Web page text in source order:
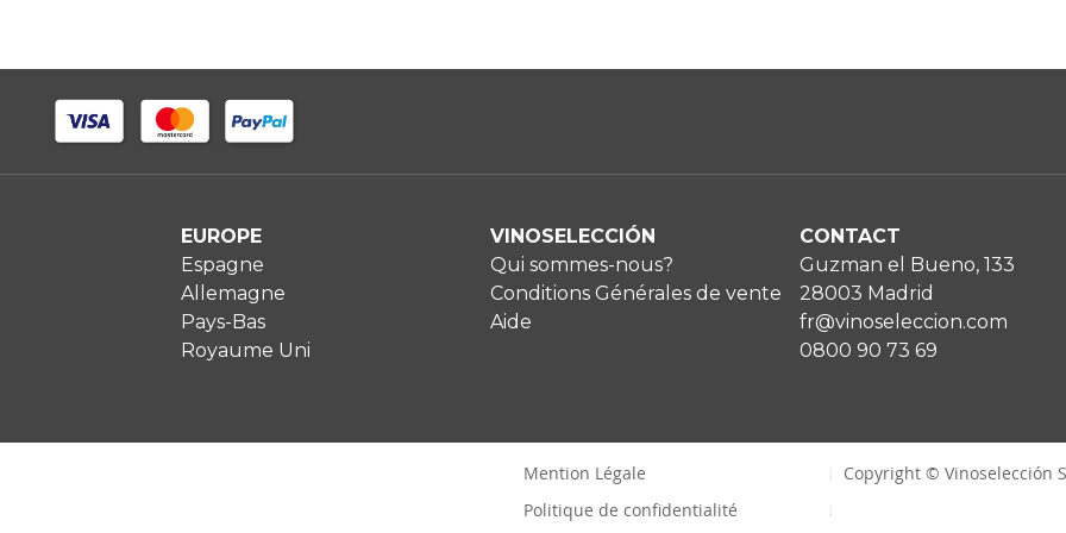
EUROPE
Espagne
Allemagne
Pays-Bas
Royaume Uni
VINOSELECCIÓN
Qui sommes-nous?
Conditions Générales de vente
Aide
CONTACT
Guzman el Bueno, 133
28003 Madrid
fr@vinoseleccion.com
0800 90 73 69
Mention Légale
Politique de confidentialité
Copyright © Vinoselección